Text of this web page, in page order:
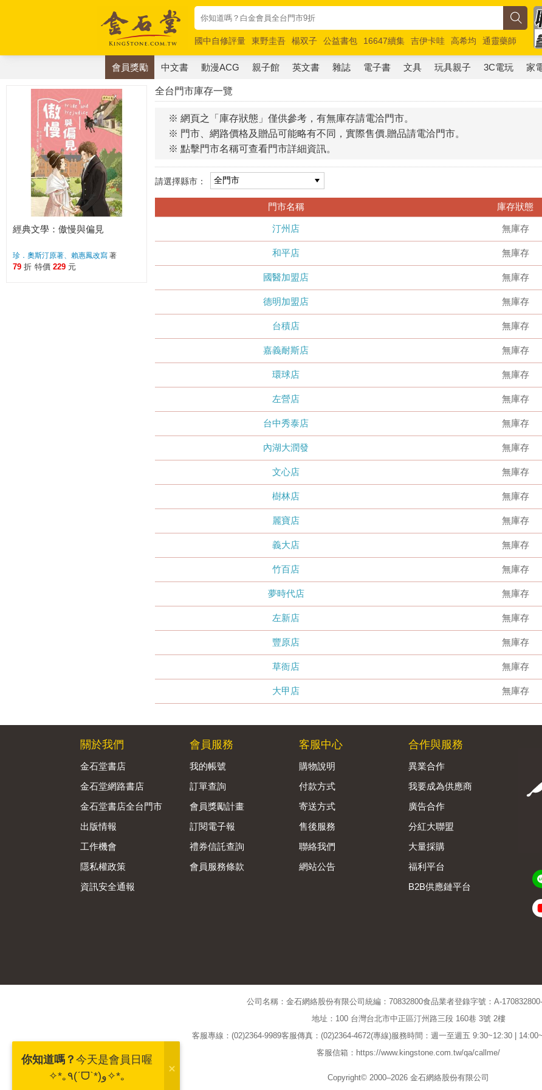
國中自修評量 東野圭吾 楊双子 公益書包 16647續集 吉伊卡哇 高希均
通靈藥師
唯紅花綻放
奧德賽 路邊攤新作 馬斯克 玩具總動員5 超慢跑
會員獎勵 中文書 動漫ACG 親子館 英文書 雜誌 電子書 文具 玩具親子 3C電玩 家
全台門市庫存一覽
※ 網頁之「庫存狀態」僅供參考，有無庫存請電洽門市。
※ 門市、網路價格及贈品可能略有不同，實際售價.贈品請電洽門市。
※ 點擊門市名稱可查看門市詳細資訊。
請選擇縣市：
門市名稱 庫存狀態
汀州店 無庫存
和平店 無庫存
國醫加盟店 無庫存
德明加盟店 無庫存
台積店 無庫存
嘉義耐斯店 無庫存
環球店 無庫存
左營店 無庫存
台中秀泰店 無庫存
內湖大潤發 無庫存
文心店 無庫存
樹林店 無庫存
麗寶店 無庫存
義大店 無庫存
竹百店 無庫存
夢時代店 無庫存
左新店 無庫存
豐原店 無庫存
草衙店 無庫存
大甲店 無庫存
經典文學：傲慢與偏見
珍．奧斯汀原著、賴惠鳳改寫 著
79 折 特價 229 元
關於我們
金石堂書店
金石堂網路書店
金石堂書店全台門市
出版情報
工作機會
隱私權政策
資訊安全通報
會員服務
我的帳號
訂單查詢
會員獎勵計畫
訂閱電子報
禮券信託查詢
會員服務條款
客服中心
購物說明
付款方式
寄送方式
售後服務
聯絡我們
網站公告
合作與服務
異業合作
我要成為供應商
廣告合作
分紅大聯盟
大量採購
福利平台
B2B供應鏈平台
公司名稱：金石網絡股份有限公司 統編：70832800食品業者登錄字號：A-
地址：100 台灣台北市中正區汀州路三段 160巷 3號 2樓
客服專線：(02)2364-9989客服傳真：(02)2364-4672(專線)服務時間：週一至週五 9:30~12:30 |
客服信箱：https://www.kingstone.com.tw/qa/callme/
Copyright© 2000–2026 金石網絡股份有限公司
你知道嗎？ 今天是會員日喔
✧*｡٩(ˊᗜˋ*)و✧*｡